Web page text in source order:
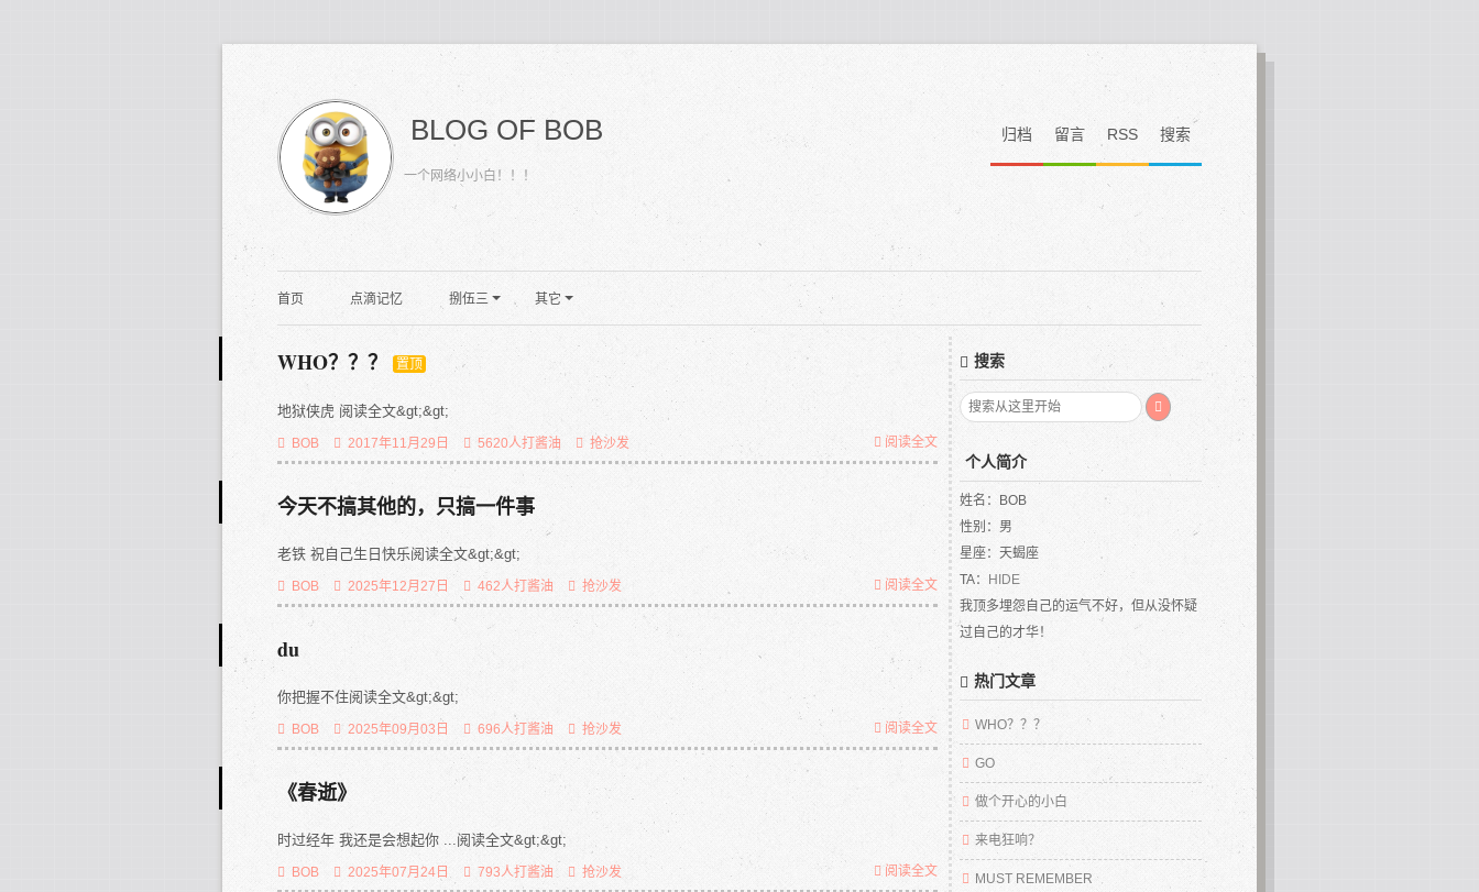
BLOG OF BOB
一个网络小小白！！！
归档 留言 RSS 搜索
首页 点滴记忆 捌伍三 其它
WHO？？？ 置顶
地狱侠虎 阅读全文&gt;&gt;
BOB 2017年11月29日 5620人打酱油 抢沙发 阅读全文
今天不搞其他的，只搞一件事
老铁 祝自己生日快乐阅读全文&gt;&gt;
BOB 2025年12月27日 462人打酱油 抢沙发 阅读全文
du
你把握不住阅读全文&gt;&gt;
BOB 2025年09月03日 696人打酱油 抢沙发 阅读全文
《春逝》
时过经年 我还是会想起你 ...阅读全文&gt;&gt;
BOB 2025年07月24日 793人打酱油 抢沙发 阅读全文
搜索
个人简介
姓名：
BOB
性别 ：男
星座： 天蝎座
TA：
HIDE
我顶多埋怨自己的运气不好，但从没怀疑
过自己的才华！
热门文章
WHO？？？
GO
做个开心的小白
来电狂响？
MUST REMEMBER